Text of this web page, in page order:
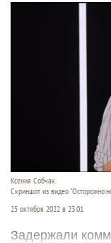
Ксения Собчак.
Скриншот из видео
25 октября 2022 в 23:01
Задержали